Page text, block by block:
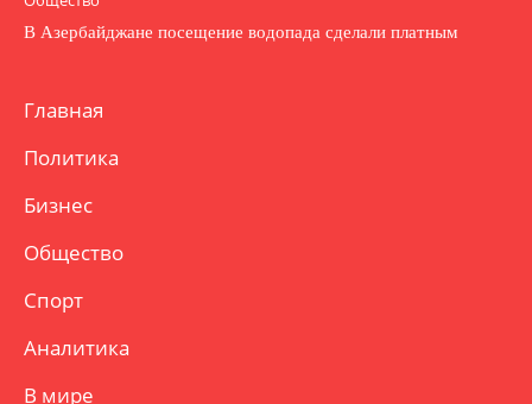
В Азербайджане посещение водопада сделали платным
Главная
Политика
Бизнес
Общество
Спорт
Аналитика
В мире